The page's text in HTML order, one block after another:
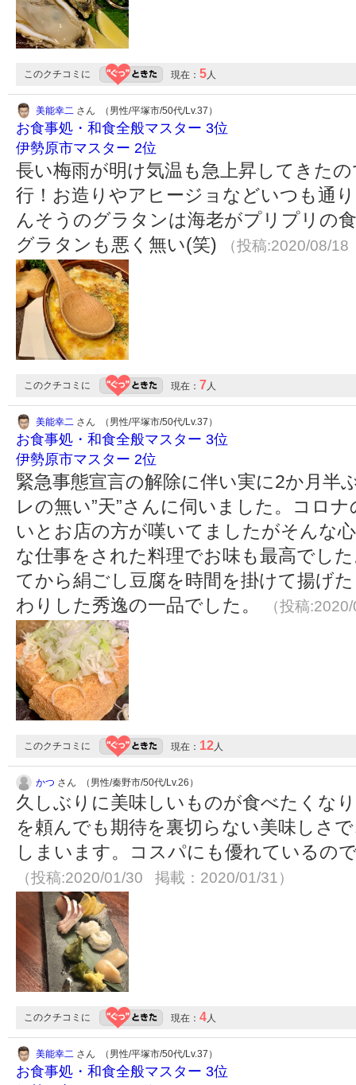
このクチコミに 現在： 5人
美能幸二 さん （男性/平塚市/50代/Lv.37）
お食事処・和食全般マスター 3位
伊勢原市マスター 2位
長い梅雨が明け気温も急上昇してきたの
行！お造りやアヒージョなどいつも通
んそうのグラタンは海老がプリプリの
グラタンも悪く無い(笑)
（投稿:2020/08/
このクチコミに 現在： 7人
美能幸二 さん （男性/平塚市/50代/Lv.37）
お食事処・和食全般マスター 3位
伊勢原市マスター 2位
緊急事態宣言の解除に伴い実に2か月半
レの無い”天”さんに伺いました。コロ
いとお店の方が嘆いてましたがそんな
な仕事をされた料理でお味も最高でし
てから絹ごし豆腐を時間を掛けて揚げ
わりした秀逸の一品でした。
（投稿
このクチコミに 現在： 12人
かつ さん （男性/秦野市/50代/Lv.26）
久しぶりに美味しいものが食べたくな
を頼んでも期待を裏切らない美味しさ
しまいます。コスパにも優れているの
（投稿:2020/01/30 掲載：2020/01/31）
このクチコミに 現在： 4人
美能幸二 さん （男性/平塚市/50代/Lv.37）
お食事処・和食全般マスター 3位